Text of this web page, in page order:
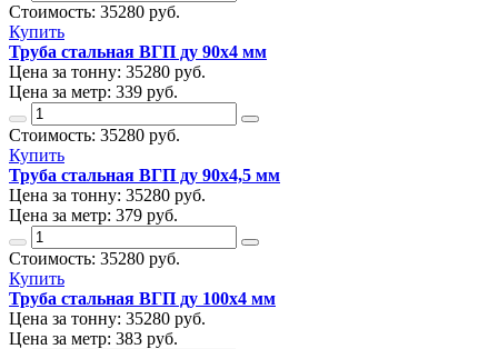
Стоимость: 35280 руб.
Купить
Труба стальная ВГП ду 90х4 мм
Цена за тонну: 35280 руб.
Цена за метр: 339 руб.
Стоимость: 35280 руб.
Купить
Труба стальная ВГП ду 90х4,5 мм
Цена за тонну: 35280 руб.
Цена за метр: 379 руб.
Стоимость: 35280 руб.
Купить
Труба стальная ВГП ду 100х4 мм
Цена за тонну: 35280 руб.
Цена за метр: 383 руб.